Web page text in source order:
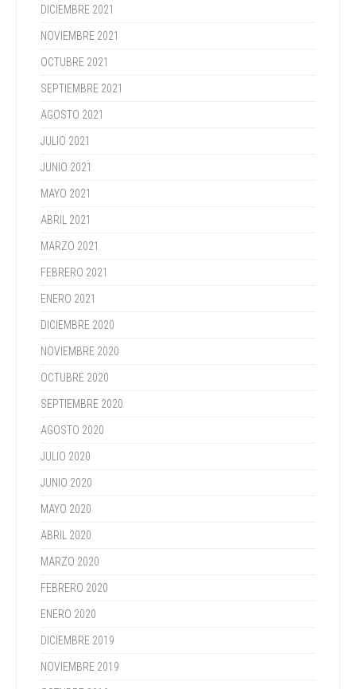
DICIEMBRE 2021
NOVIEMBRE 2021
OCTUBRE 2021
SEPTIEMBRE 2021
AGOSTO 2021
JULIO 2021
JUNIO 2021
MAYO 2021
ABRIL 2021
MARZO 2021
FEBRERO 2021
ENERO 2021
DICIEMBRE 2020
NOVIEMBRE 2020
OCTUBRE 2020
SEPTIEMBRE 2020
AGOSTO 2020
JULIO 2020
JUNIO 2020
MAYO 2020
ABRIL 2020
MARZO 2020
FEBRERO 2020
ENERO 2020
DICIEMBRE 2019
NOVIEMBRE 2019